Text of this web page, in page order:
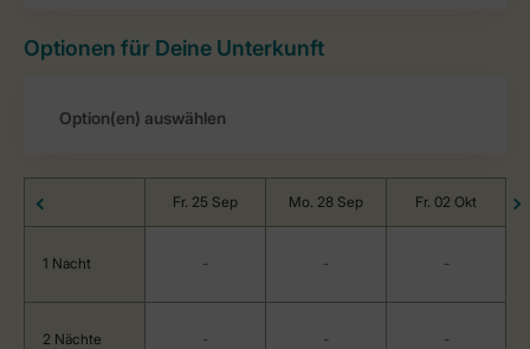
Optionen für Deine Unterkunft
Fr. 25 Sep Mo. 28 Sep Fr. 02 Okt
1 Nacht - - -
2 Nächte - - -